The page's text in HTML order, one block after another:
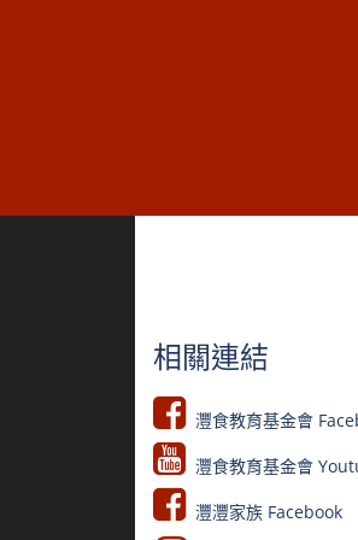
相關連結
灃食教育基金會
灃食教育基金會
灃灃家族 Facebook